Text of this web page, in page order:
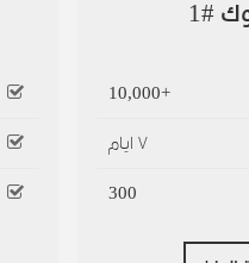
#1
+10,000
٧ ايام
300